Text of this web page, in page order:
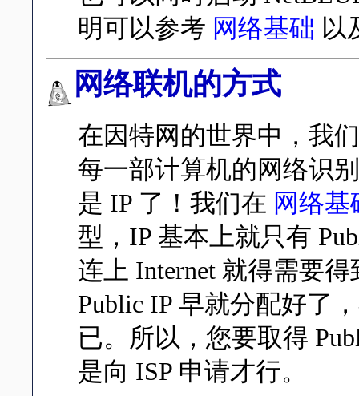
明可以参考 网络基础 以
网络联机的方式
在因特网的世界中，我
每一部计算机的网络识
是 IP 了！我们在 网络
型，IP 基本上就只有
连上 Internet 就得需要
Public IP 早就分配好了
已。所以，您要取得
是向 ISP 申请才行。